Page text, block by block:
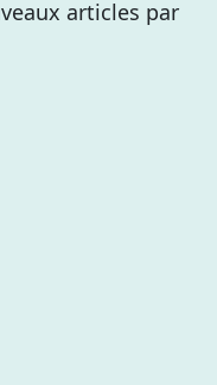
articles par